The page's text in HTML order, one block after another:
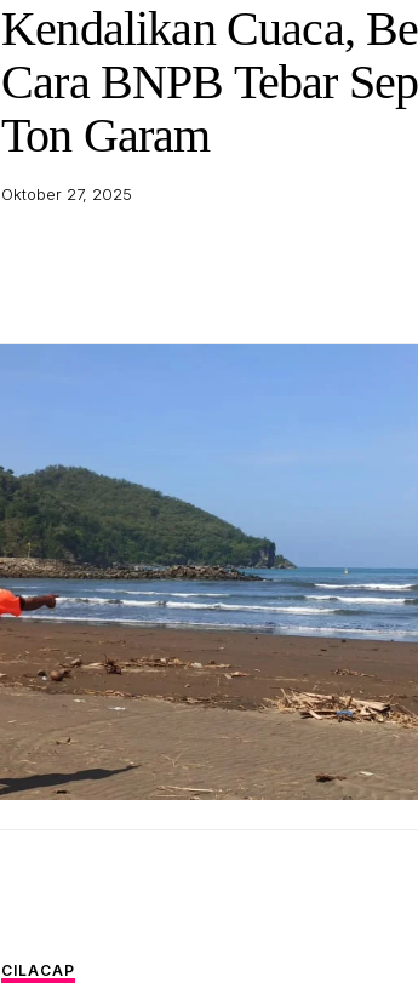
Kendalikan Cuaca,
Cara BNPB Tebar
Ton Garam
Oktober 27, 2025
CILACAP